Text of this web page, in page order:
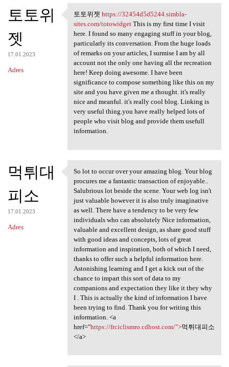
토토위
젯
17.01.2023
Adres
토토위젯 https://32454d5d5244
토토위젯 https://32454d5d5244.simbla-
sites.com/totowidgetThis is my first time I visit
here. I found so many engaging stuff in your blog,
particularly its conversation. From the huge loads
of remarks on your articles, I surmise I am by all
account not the only one having all the recreation
here! Keep doing awesome. I have been
significance to compose something like this on my
site and you have given me a thought. it's really
nice and meanful. it's really cool blog. Linking is
very useful thing.you have really helped lots of
people who visit blog and provide them usefull
information.
먹튀대
피소
17.01.2023
Adres
So lot to occur over your
So lot to occur over your amazing blog. Your blog
procures me a fantastic transaction of enjoyable..
Salubrious lot beside the scene. Your web log isn't
just valuable however it is also truly imaginative
as well. There have a tendency to be very few
individuals who can absolutely Nice information,
valuable and excellent design, as share good stuff
with good ideas and concepts, lots of great
information and inspiration, both of which I need,
thanks to offer such a helpful information here.
Astonishing learning and I get a kick out of the
chance to impart this sort of data to my
companions and expectation they like it they why
I . This is actually the kind of information I have
been trying to find. Thank you for writing this
information. <a
href="https://frciclismro.cdhost.com/">먹튀대피소
</a>